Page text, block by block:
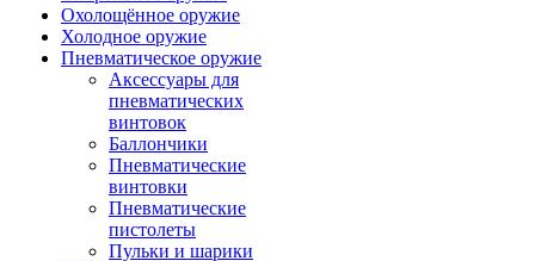
Охолощённое оружие
Холодное оружие
Пневматическое оружие
Аксессуары для
пневматических
винтовок
Баллончики
Пневматические
винтовки
Пневматические
пистолеты
Пульки и шарики